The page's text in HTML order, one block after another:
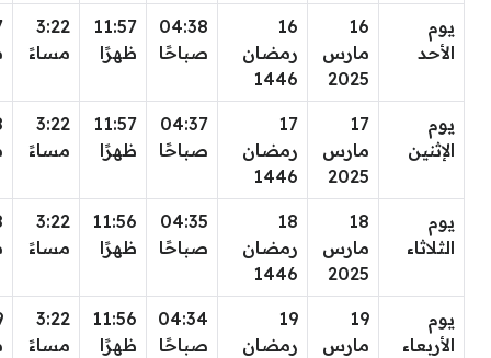
يوم
الأحد
16
مارس
2025
16
رمضان
1446
04:38
صباحًا
11:57
ظهرًا
3:22
مساءً
يوم
الإثنين
17
مارس
2025
17
رمضان
1446
04:37
صباحًا
11:57
ظهرًا
3:22
مساءً
يوم
الثلاثاء
18
مارس
2025
18
رمضان
1446
04:35
صباحًا
11:56
ظهرًا
3:22
مساءً
يوم
الأربعاء
19
مارس
19
رمضان
04:34
صباحًا
11:56
ظهرًا
3:22
مساءً